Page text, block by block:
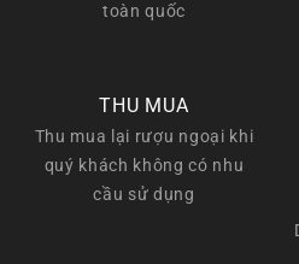
toàn quốc
THU MUA
Thu mua lại rượu ngoại khi
quý khách không có nhu
cầu sử dụng